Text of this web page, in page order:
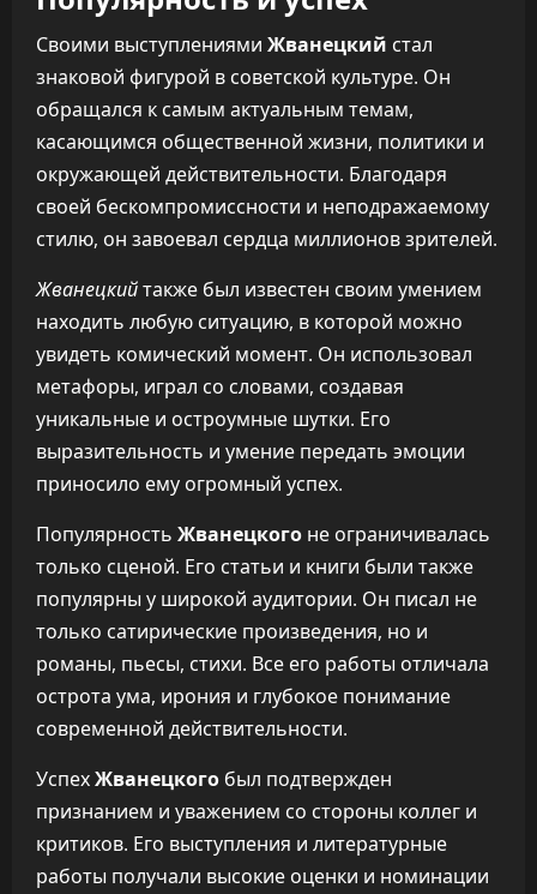
Своими выступлениями Жванецкий стал
знаковой фигурой в советской культуре. Он
обращался к самым актуальным темам,
касающимся общественной жизни, политики и
окружающей действительности. Благодаря
своей бескомпромиссности и неподражаемому
стилю, он завоевал сердца миллионов зрителей.
Жванецкийтакже был известен своим умением
находить любую ситуацию, в которой можно
увидеть комический момент. Он использовал
метафоры, играл со словами, создавая
уникальные и остроумные шутки. Его
выразительность и умение передать эмоции
приносило ему огромный успех.
Популярность Жванецкого не ограничивалась
только сценой. Его статьи и книги были также
популярны у широкой аудитории. Он писал не
только сатирические произведения, но и
романы, пьесы, стихи. Все его работы отличала
острота ума, ирония и глубокое понимание
современной действительности.
УспехЖванецкого был подтвержден
признанием и уважением со стороны коллег и
критиков. Его выступления и литературные
работы получали высокие оценки и номинации